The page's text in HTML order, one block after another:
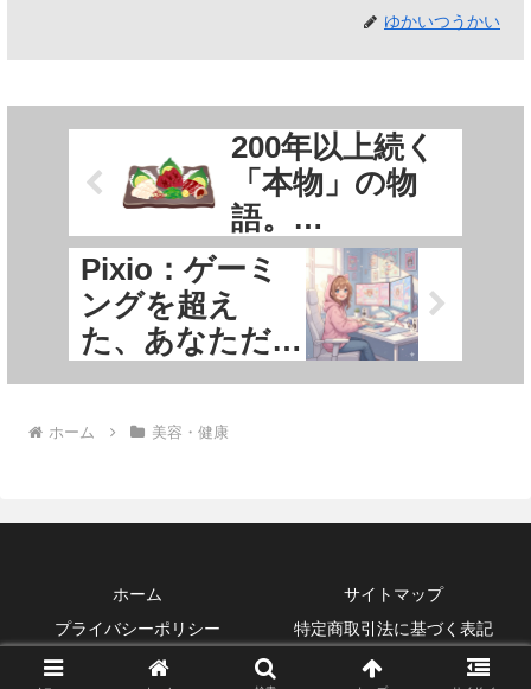
ゆかいつうかい
200年以上続く
「本物」の物
語。
本場熊本の老舗
『菅乃屋』が贈
る、至極の鮮馬
刺し。
Pixio：ゲーミ
ングを超え
た、あなただ
けの『世界観』
ホーム 美容・健康
ホーム
サイトマップ
プライバシーポリシー
特定商取引法に基づく表記
Copyright © 2025 耳より情報ランキング All Rights Reserved.